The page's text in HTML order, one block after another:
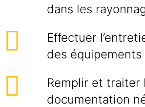
dans les
Effectuer
des équipements
Remplir et traiter
documentation